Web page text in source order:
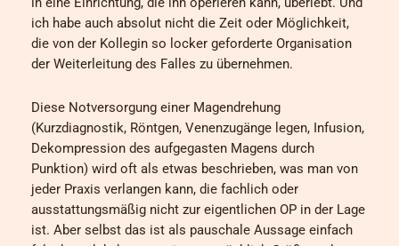
ich habe auch absolut nicht die Zeit oder Möglichkeit,
die von der Kollegin so locker geforderte Organisation
der Weiterleitung des Falles zu übernehmen.
Diese Notversorgung einer Magendrehung
(Kurzdiagnostik, Röntgen, Venenzugänge legen, Infusion,
Dekompression des aufgegasten Magens durch
Punktion) wird oft als etwas beschrieben, was man von
jeder Praxis verlangen kann, die fachlich oder
ausstattungsmäßig nicht zur eigentlichen OP in der Lage
ist. Aber selbst das ist als pauschale Aussage einfach